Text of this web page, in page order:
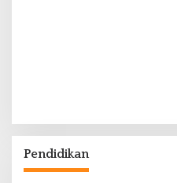
Pendidikan